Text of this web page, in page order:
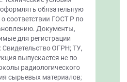
обязательную
соответствии ГОСТ Р по
Документы,
для регистрации
Свидетельство ОГРН; ТУ,
выпускается не по
радиологического
сырьевых материалов;